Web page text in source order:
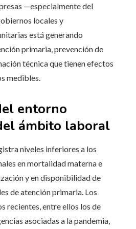
—especialmente del
locales y
está generando
primaria, prevención de
técnica que tienen efectos
medibles.
entorno
ámbito laboral
niveles inferiores a los
en mortalidad materna e
y en disponibilidad de
de atención primaria. Los
recientes, entre ellos los de
asociadas a la pandemia,